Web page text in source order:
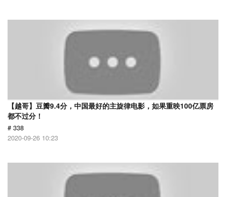
【越哥】豆瓣9.4分，中国最好的主旋律电影，如果重映100亿票房
都不过分！
# 338
2020-09-26 10:23